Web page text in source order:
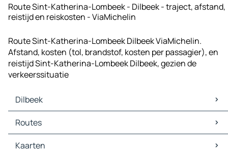
Route Sint-Katherina-Lombeek - Dilbeek - traject, afstand,
reistijd en reiskosten - ViaMichelin
Route Sint-Katherina-Lombeek Dilbeek ViaMichelin.
Afstand, kosten (tol, brandstof, kosten per passagier), en
reistijd Sint-Katherina-Lombeek Dilbeek, gezien de
verkeerssituatie
Dilbeek
Dilbeek Kaarten
Dilbeek Verkeer
Dilbeek Hotels
Routes
Routes Dilbeek - Brussel
Kaarten